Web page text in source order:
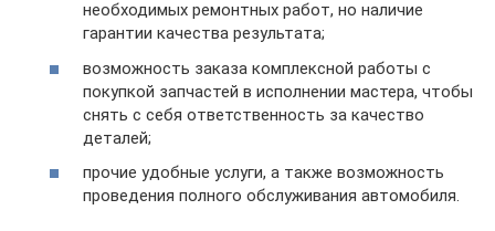
необходимых ремонтных работ, но наличие
гарантии качества результата;
возможность заказа комплексной работы с
покупкой запчастей в исполнении мастера, чтобы
снять с себя ответственность за качество
деталей;
прочие удобные услуги, а также возможность
проведения полного обслуживания автомобиля.